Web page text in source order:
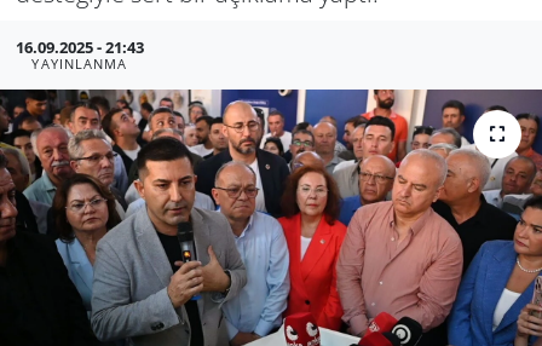
16.09.2025 - 21:43
YAYINLANMA
Muğla
Politika
Uşak